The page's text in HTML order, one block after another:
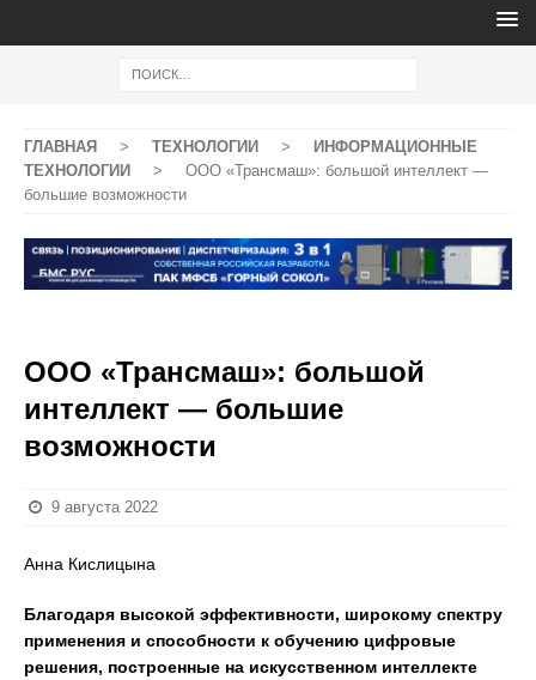
ГЛАВНАЯ > ТЕХНОЛОГИИ >
ИНФОРМАЦИОННЫЕ
ТЕХНОЛОГИИ
>
ООО «Трансмаш»: большой интеллект —
большие возможности
ООО «Трансмаш»: большой
интеллект — большие
возможности
9 августа 2022
Анна Кислицына
Благодаря высокой эффективности, широкому спектру
применения и способности к обучению цифровые
решения, построенные на искусственном интеллекте